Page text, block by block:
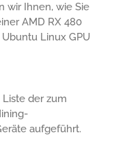
wir Ihnen, wie Sie
AMD RX 480
Linux GPU
der zum
aufgeführt.